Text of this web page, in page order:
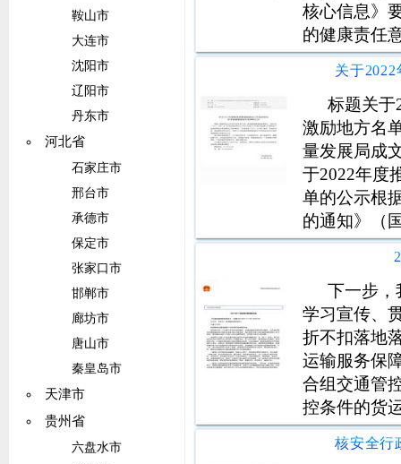
鞍山市
大连市
沈阳市
辽阳市
丹东市
河北省
石家庄市
邢台市
承德市
保定市
张家口市
邯郸市
廊坊市
唐山市
秦皇岛市
天津市
贵州省
六盘水市
核心信息》
的健康责任
实专仓监管
措施，做到
途风险，加
标题关于
激励地方名
量发展局成
于2022年度
单的公示根
的通知》（
2022年度市
知》（市监
合评价，现
下一步，
学习宣传、
折不扣落地
运输服务保
合组交通管
控条件的货
恶劣天气等
队，强化运